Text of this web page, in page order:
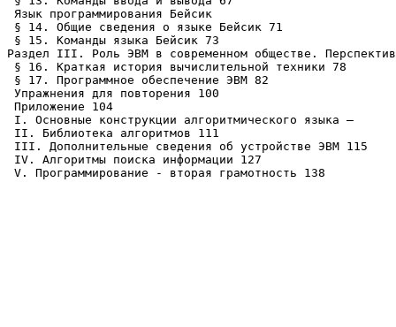
Язык программирования Бейсик
§ 14. Общие сведения о языке Бейсик 71
§ 15. Команды языка Бейсик 73
Раздел III. Роль ЭВМ в современном обществе.
§ 16. Краткая история вычислительной техники 78
§ 17. Программное обеспечение ЭВМ 82
Упражнения для повторения 100
Приложение 104
I. Основные конструкции алгоритмического языка —
II. Библиотека алгоритмов 111
III. Дополнительные сведения об устройстве ЭВМ 115
IV. Алгоритмы поиска информации 127
V. Программирование - вторая грамотность 138